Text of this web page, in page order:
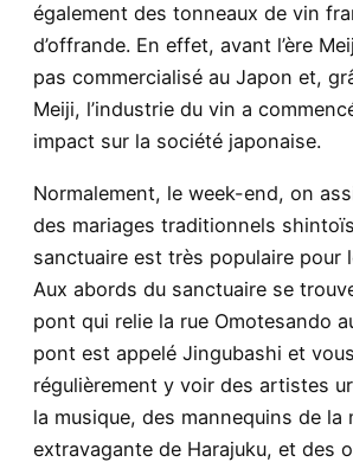
également des tonneaux de vin
d’offrande. En effet, avant l’ère
pas commercialisé au Japon et,
Meiji, l’industrie du vin a
impact sur la société japonaise.
Normalement, le week-end, on
des mariages traditionnels
sanctuaire est très populaire pour
Aux abords du sanctuaire se
pont qui relie la rue Omotesando
pont est appelé Jingubashi et
régulièrement y voir des artistes
la musique, des mannequins de la
extravagante de Harajuku, et des